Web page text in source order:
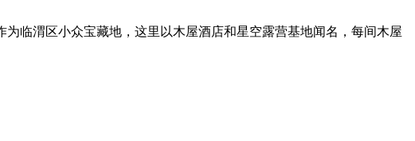
临渭区小众宝藏地，这里以木屋酒店和星空露营基地闻名，每间木屋